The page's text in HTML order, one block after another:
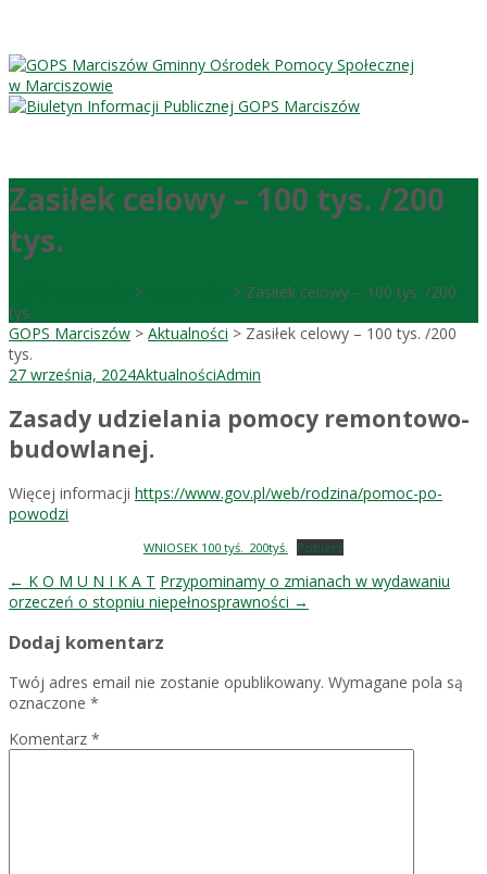
Gminny Ośrodek Pomocy Społecznej
w Marciszowie
Zasiłek celowy – 100 tys. /200
tys.
> > Zasiłek celowy – 100 tys. /200
tys.
GOPS Marciszów > Aktualności > Zasiłek celowy – 100 tys. /200
tys.
27 września, 2024AktualnościAdmin
Zasady udzielania pomocy remontowo-
budowlanej.
Więcej informacji https://www.gov.pl/web/rodzina/pomoc-po-
powodzi
WNIOSEK 100 tyś._200tyś. Pobierz
Post
navigation
← K O M U N I K A T Przypominamy o zmianach w wydawaniu
orzeczeń o stopniu niepełnosprawności →
Dodaj komentarz
Twój adres email nie zostanie opublikowany. Wymagane pola są
oznaczone *
Komentarz *